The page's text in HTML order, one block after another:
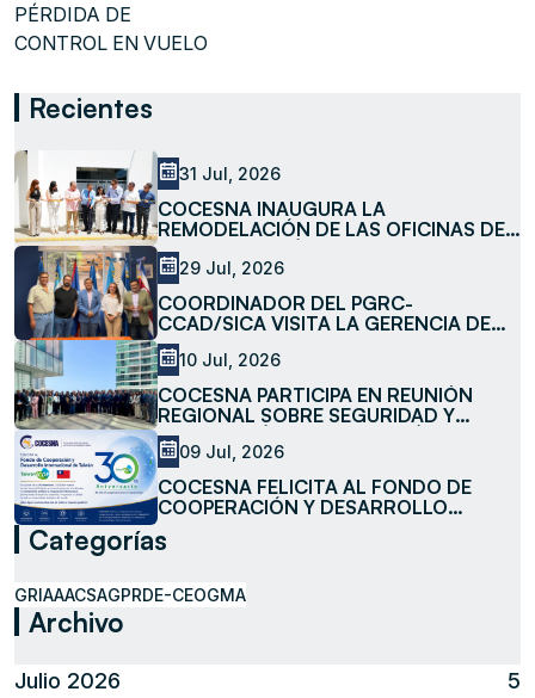
PÉRDIDA DE
CONTROL EN VUELO
Recientes
31 Jul, 2026
COCESNA INAUGURA LA
REMODELACIÓN DE LAS OFICINAS DE
LA SUBESTACIÓN LA MESA
29 Jul, 2026
COORDINADOR DEL PGRC-
CCAD/SICA VISITA LA GERENCIA DE
MEDIO AMBIENTE DE COCESNA
10 Jul, 2026
COCESNA PARTICIPA EN REUNIÓN
REGIONAL SOBRE SEGURIDAD Y
FACILITACIÓN DE LA AVIACIÓN
09 Jul, 2026
COCESNA FELICITA AL FONDO DE
COOPERACIÓN Y DESARROLLO
(TAIWANICDF) EN SU 30 ANIVERSARIO
Categorías
GRIAAACSAGPRDE-CEOGMA
Archivo
Julio 2026
5